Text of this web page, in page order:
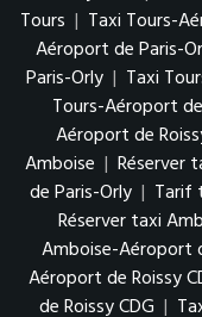
Tours | Taxi Tours-
Aéroport de Paris-
Paris-Orly | Taxi
Tours-Aéroport
Aéroport de
Amboise | Réserver
de Paris-Orly | Tarif
Réserver taxi
Amboise-Aéroport
Aéroport de Roissy
de Roissy CDG |